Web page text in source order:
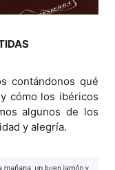
contándonos qué
cómo los ibéricos
algunos de los
y alegría.